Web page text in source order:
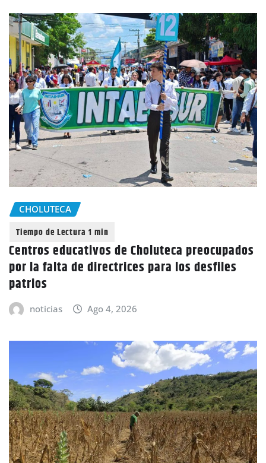
CHOLUTECA
Centros educativos de Choluteca preocupados
por la falta de directrices para los desfiles
patrios
noticias Ago 4, 2026